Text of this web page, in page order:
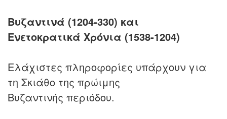
Βυζαντινά (1204-330) και
Ενετοκρατικά Χρόνια (1538-1204)
Ελάχιστες πληροφορίες υπάρχουν για
τη Σκιάθο της πρώιμης
Βυζαντινής περιόδου.